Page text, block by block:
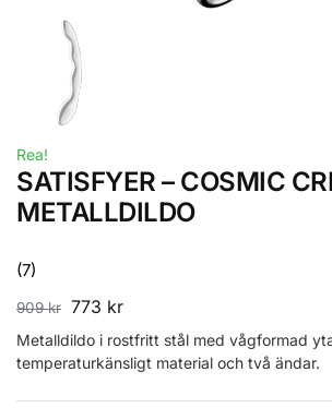
Rea!
SATISFYER – COSMIC
METALLDILDO
(7)
909kr 773 kr
Metalldildo i rostfritt stål med vågformad
temperaturkänsligt material och två ändar.